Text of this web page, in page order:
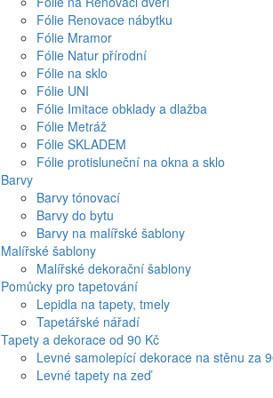
Fólie Renovace nábytku
Fólie Mramor
Fólie Natur přírodní
Fólie na sklo
Fólie UNI
Fólie Imitace obklady a dlažba
Fólie Metráž
Fólie SKLADEM
Fólie protisluneční na okna a sklo
Barvy
Barvy tónovací
Barvy do bytu
Barvy na malířské šablony
Malířské šablony
Malířské dekorační šablony
Pomůcky pro tapetování
Lepidla na tapety, tmely
Tapetářské nářadí
Tapety a dekorace od 90 Kč
Levné samolepící dekorace na stěnu za
Levné tapety na zeď